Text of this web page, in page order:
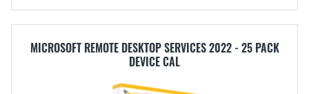
MICROSOFT REMOTE DESKTOP SERVICES 2022 - 25 PACK
DEVICE CAL